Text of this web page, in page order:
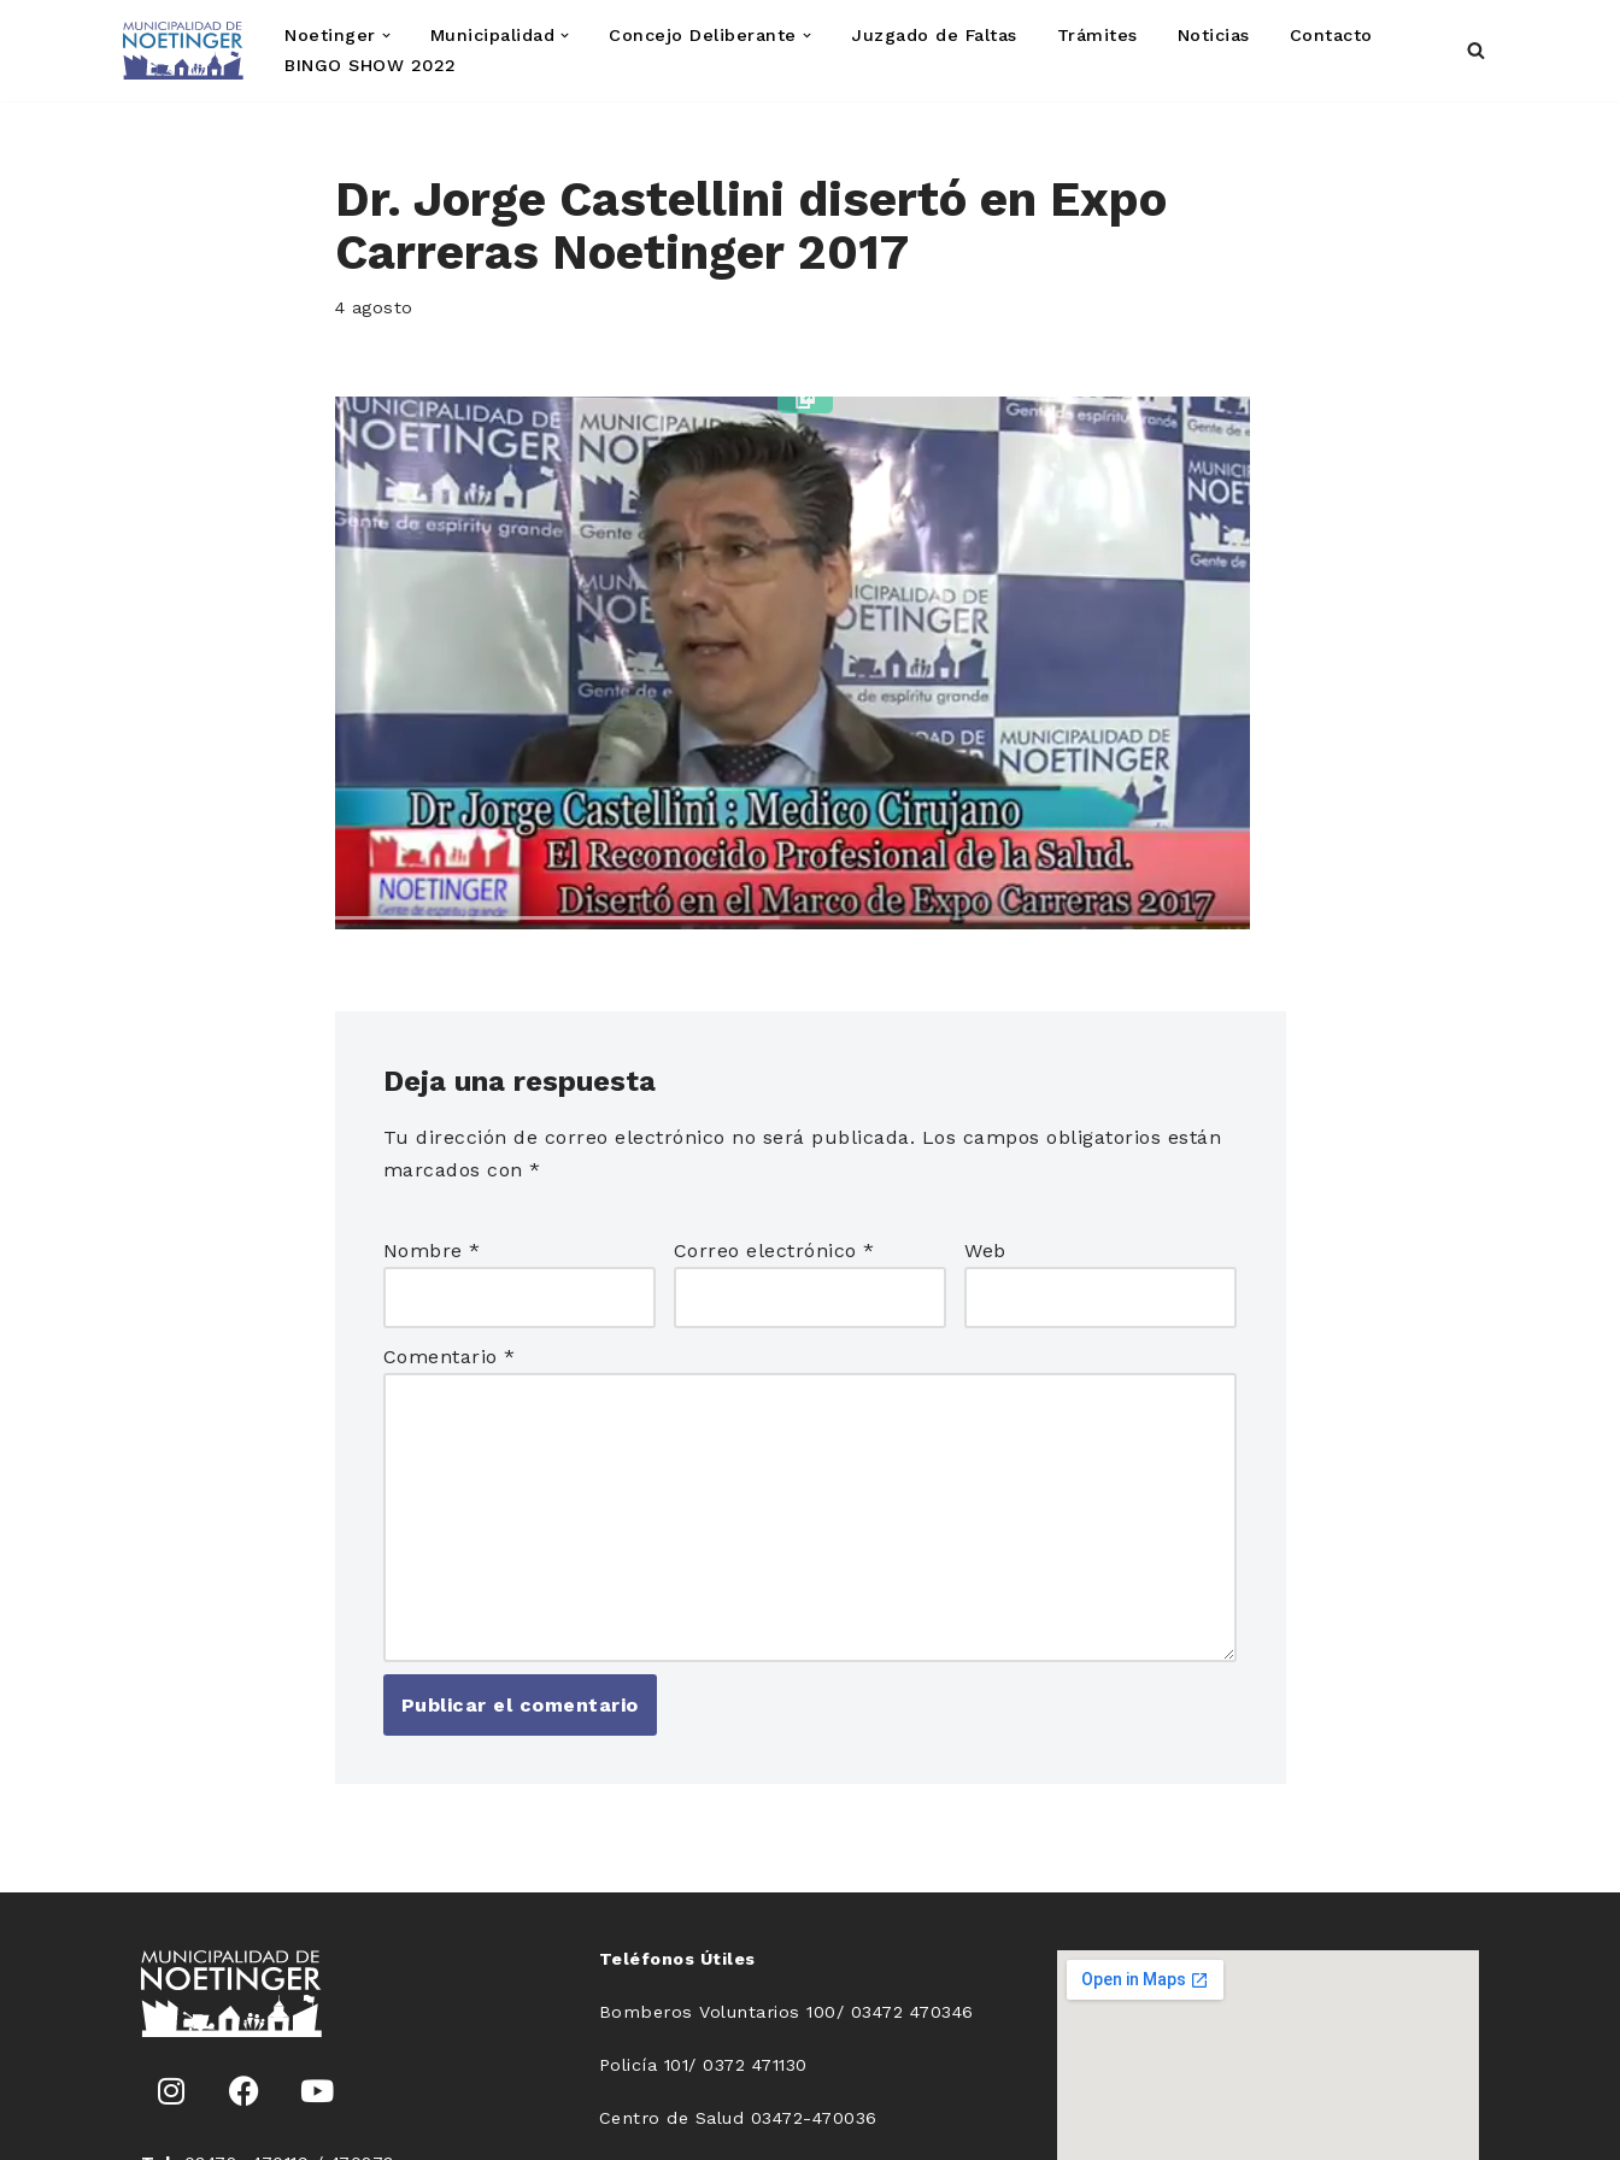
Noetinger Municipalidad Concejo Deliberante Juzgado de Faltas Trámites Noticias
Contacto
BINGO SHOW 2022
Dr. Jorge Castellini disertó en Expo
Carreras Noetinger 2017
4 agosto
Deja una respuesta
Tu dirección de correo electrónico no será publicada. Los campos obligatorios están
marcados con *
Nombre * Correo electrónico* Web
Comentario *
Teléfonos Útiles
Bomberos Voluntarios 100/ 03472 470346
Policía 101/ 0372 471130
Centro de Salud 03472-470036